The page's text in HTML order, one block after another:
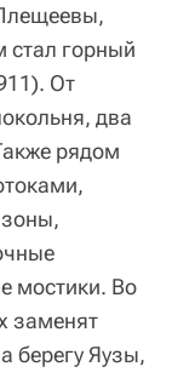
горный
От
два
рядом
зоны,
мостики. Во
заменят
берегу Яузы,